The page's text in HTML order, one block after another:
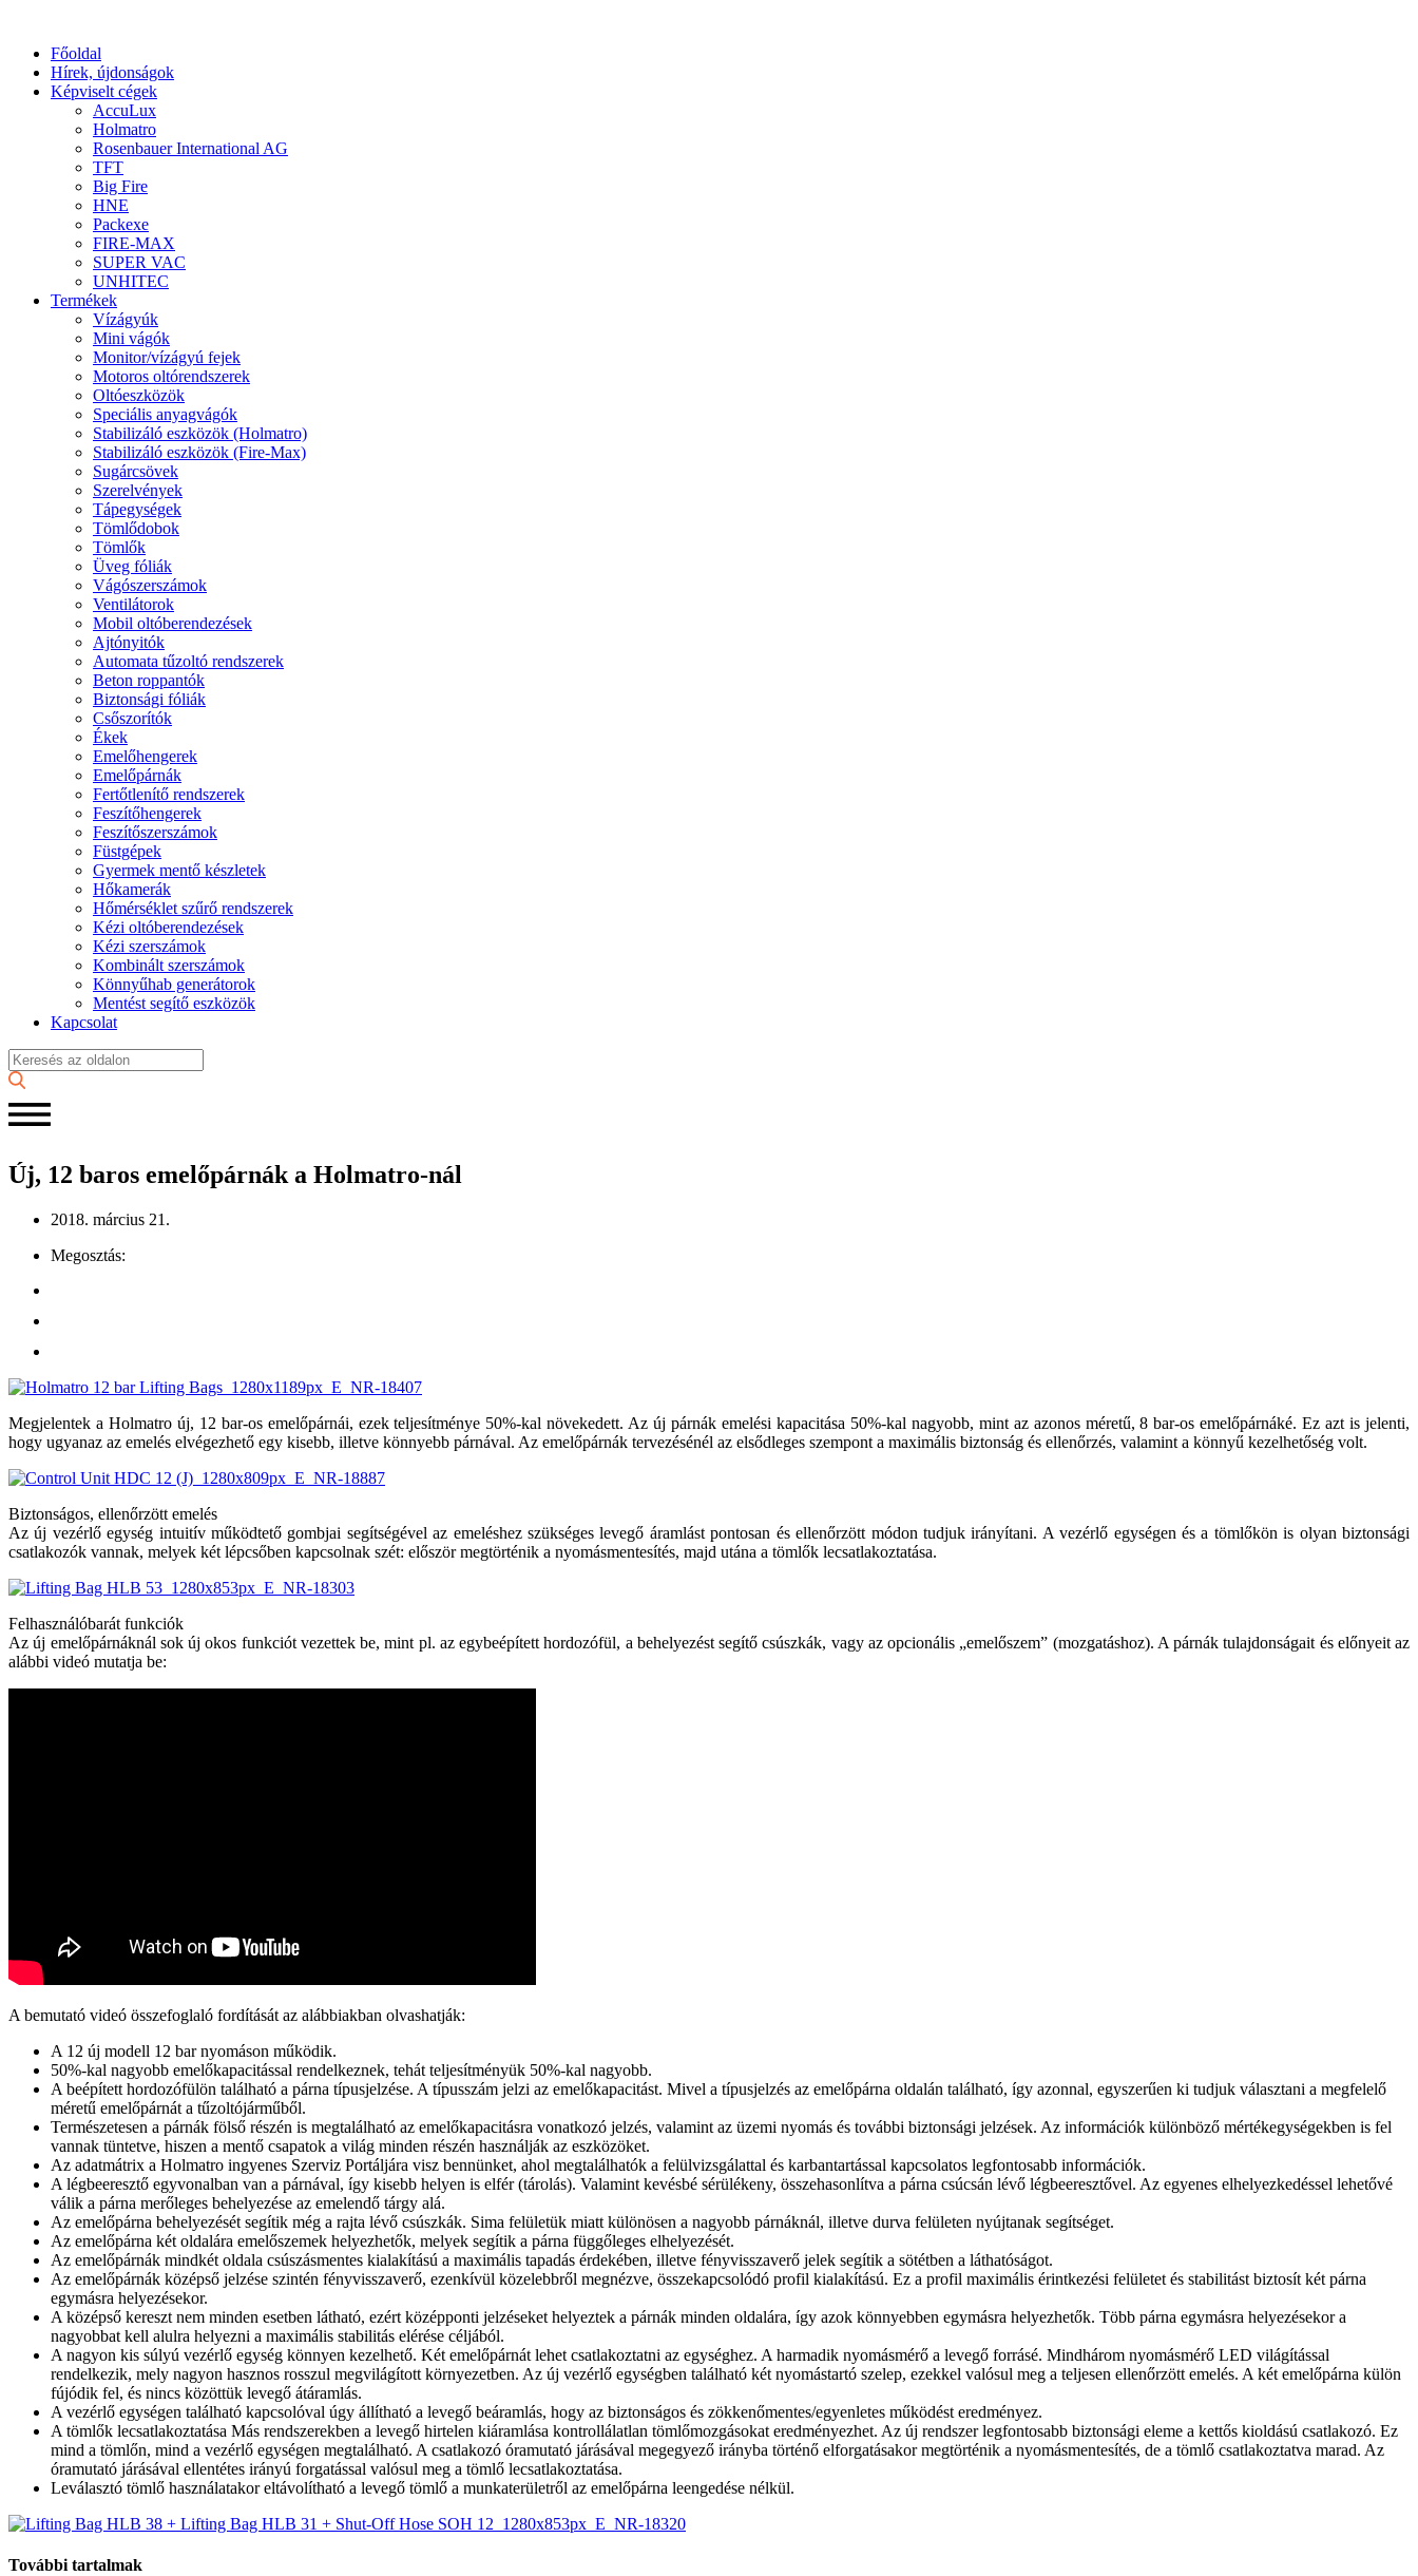
Főoldal
Hírek, újdonságok
Képviselt cégek
AccuLux
Holmatro
Rosenbauer International AG
TFT
Big Fire
HNE
Packexe
FIRE-MAX
SUPER VAC
UNHITEC
Termékek
Vízágyúk
Mini vágók
Monitor/vízágyú fejek
Motoros oltórendszerek
Oltóeszközök
Speciális anyagvágók
Stabilizáló eszközök (Holmatro)
Stabilizáló eszközök (Fire-Max)
Sugárcsövek
Szerelvények
Tápegységek
Tömlődobok
Tömlők
Üveg fóliák
Vágószerszámok
Ventilátorok
Mobil oltóberendezések
Ajtónyitók
Automata tűzoltó rendszerek
Beton roppantók
Biztonsági fóliák
Csőszorítók
Ékek
Emelőhengerek
Emelőpárnák
Fertőtlenítő rendszerek
Feszítőhengerek
Feszítőszerszámok
Füstgépek
Gyermek mentő készletek
Hőkamerák
Hőmérséklet szűrő rendszerek
Kézi oltóberendezések
Kézi szerszámok
Kombinált szerszámok
Könnyűhab generátorok
Mentést segítő eszközök
Kapcsolat
Új, 12 baros emelőpárnák a Holmatro-nál
2018. március 21.
Megosztás:
Megjelentek a Holmatro új, 12 bar-os emelőpárnái, ezek teljesítménye 50%-kal növekedett. Az új párnák emelési kapacitása 50%-kal nagyobb, mint az azonos méretű, 8 bar-os emelőpárnáké. Ez azt is jelenti,
hogy ugyanaz az emelés elvégezhető egy kisebb, illetve könnyebb párnával. Az emelőpárnák tervezésénél az elsődleges szempont a maximális biztonság és ellenőrzés, valamint a könnyű kezelhetőség volt.
Biztonságos, ellenőrzött emelés
Az új vezérlő egység intuitív működtető gombjai segítségével az emeléshez szükséges levegő áramlást pontosan és ellenőrzött módon tudjuk irányítani. A vezérlő egységen és a tömlőkön is olyan biztonsági
csatlakozók vannak, melyek két lépcsőben kapcsolnak szét: először megtörténik a nyomásmentesítés, majd utána a tömlők lecsatlakoztatása.
Felhasználóbarát funkciók
Az új emelőpárnáknál sok új okos funkciót vezettek be, mint pl. az egybeépített hordozófül, a behelyezést segítő csúszkák, vagy az opcionális „emelőszem” (mozgatáshoz). A párnák tulajdonságait és előnyeit az
alábbi videó mutatja be:
A bemutató videó összefoglaló fordítását az alábbiakban olvashatják:
A 12 új modell 12 bar nyomáson működik.
50%-kal nagyobb emelőkapacitással rendelkeznek, tehát teljesítményük 50%-kal nagyobb.
A beépített hordozófülön található a párna típusjelzése. A típusszám jelzi az emelőkapacitást. Mivel a típusjelzés az emelőpárna oldalán található, így azonnal, egyszerűen ki tudjuk választani a megfelelő
méretű emelőpárnát a tűzoltójárműből.
Természetesen a párnák fölső részén is megtalálható az emelőkapacitásra vonatkozó jelzés, valamint az üzemi nyomás és további biztonsági jelzések. Az információk különböző mértékegységekben is fel
vannak tüntetve, hiszen a mentő csapatok a világ minden részén használják az eszközöket.
Az adatmátrix a Holmatro ingyenes Szerviz Portáljára visz bennünket, ahol megtalálhatók a felülvizsgálattal és karbantartással kapcsolatos legfontosabb információk.
A légbeeresztő egyvonalban van a párnával, így kisebb helyen is elfér (tárolás). Valamint kevésbé sérülékeny, összehasonlítva a párna csúcsán lévő légbeeresztővel. Az egyenes elhelyezkedéssel lehetővé
válik a párna merőleges behelyezése az emelendő tárgy alá.
Az emelőpárna behelyezését segítik még a rajta lévő csúszkák. Sima felületük miatt különösen a nagyobb párnáknál, illetve durva felületen nyújtanak segítséget.
Az emelőpárna két oldalára emelőszemek helyezhetők, melyek segítik a párna függőleges elhelyezését.
Az emelőpárnák mindkét oldala csúszásmentes kialakítású a maximális tapadás érdekében, illetve fényvisszaverő jelek segítik a sötétben a láthatóságot.
Az emelőpárnák középső jelzése szintén fényvisszaverő, ezenkívül közelebbről megnézve, összekapcsolódó profil kialakítású. Ez a profil maximális érintkezési felületet és stabilitást biztosít két párna
egymásra helyezésekor.
A középső kereszt nem minden esetben látható, ezért középponti jelzéseket helyeztek a párnák minden oldalára, így azok könnyebben egymásra helyezhetők. Több párna egymásra helyezésekor a
nagyobbat kell alulra helyezni a maximális stabilitás elérése céljából.
A nagyon kis súlyú vezérlő egység könnyen kezelhető. Két emelőpárnát lehet csatlakoztatni az egységhez. A harmadik nyomásmérő a levegő forrásé. Mindhárom nyomásmérő LED világítással
rendelkezik, mely nagyon hasznos rosszul megvilágított környezetben. Az új vezérlő egységben található két nyomástartó szelep, ezekkel valósul meg a teljesen ellenőrzött emelés. A két emelőpárna külön
fújódik fel, és nincs közöttük levegő átáramlás.
A vezérlő egységen található kapcsolóval úgy állítható a levegő beáramlás, hogy az biztonságos és zökkenőmentes/egyenletes működést eredményez.
A tömlők lecsatlakoztatása Más rendszerekben a levegő hirtelen kiáramlása kontrollálatlan tömlőmozgásokat eredményezhet. Az új rendszer legfontosabb biztonsági eleme a kettős kioldású csatlakozó. Ez
mind a tömlőn, mind a vezérlő egységen megtalálható. A csatlakozó óramutató járásával megegyező irányba történő elforgatásakor megtörténik a nyomásmentesítés, de a tömlő csatlakoztatva marad. Az
óramutató járásával ellentétes irányú forgatással valósul meg a tömlő lecsatlakoztatása.
Leválasztó tömlő használatakor eltávolítható a levegő tömlő a munkaterületről az emelőpárna leengedése nélkül.
További tartalmak